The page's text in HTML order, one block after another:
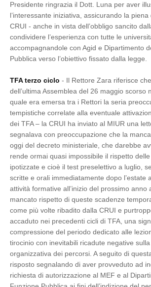
Presidente ringrazia il Dott. Luna per aver
l’interessante iniziativa, assicurando la
CRUI - anche in vista dell’obbligo sancito
condividere l’esperienza con tutte le
accompagnandole con Agid e Dipartimento
Pubblica verso l’obiettivo fissato dalla legge.
TFA terzo ciclo - Il Rettore Zara riferisce
dell’ultima Assemblea del 26 maggio scorso
quale era emersa tra i Rettori la seria
tempistiche correlate alla eventuale
dei TFA – la CRUI ha inviato al MIUR una
segnalava con preoccupazione che la
oggi del decreto ministeriale, che darebbe
rende ormai quasi impossibile il rispetto
ipotizzate e cioè il test preselettivo a luglio,
scritte e orali immediatamente dopo l’estate
attività formative all’inizio del prossimo anno
mancato rispetto di queste scadenze
come più volte ribadito dalla CRUI e
accaduto nei precedenti cicli di TFA, una
compressione del periodo dedicato alle
tirocinio con inevitabili ricadute negative
organizzativa dei percorsi. A seguito di
risposto segnalando di aver provveduto ad
richiesta di autorizzazione al MEF e al